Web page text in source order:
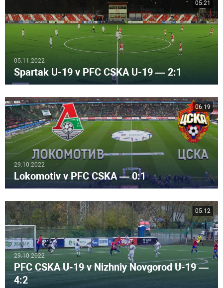
05.11.2022
Spartak U-19 v PFC CSKA U-19 — 2:1
05:21
29.10.2022
Lokomotiv v PFC CSKA — 0:1
06:19
29.10.2022
PFC CSKA U-19 v Nizhniy Novgorod U-19 —
4:2
05:12